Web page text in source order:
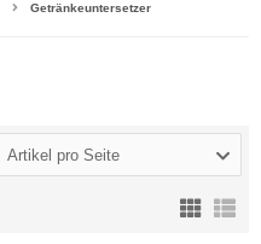
Getränkeuntersetzer
Artikel pro Seite